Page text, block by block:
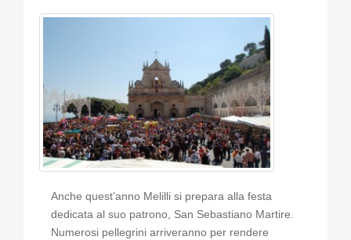
Anche quest’anno Melilli si prepara alla festa
dedicata al suo patrono, San Sebastiano Martire.
Numerosi pellegrini arriveranno per rendere